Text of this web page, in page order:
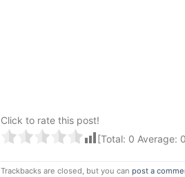
Click to rate this post!
[Total: 0 Average: 0
Trackbacks are closed, but you can post a